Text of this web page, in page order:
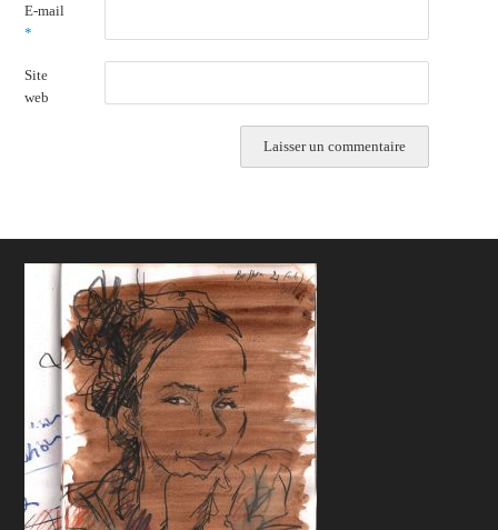
E-mail
*
Site
web